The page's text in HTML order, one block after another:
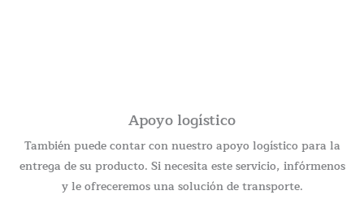
Apoyo logístico
También puede contar con nuestro apoyo logístico para la
entrega de su producto. Si necesita este servicio, infórmenos
y le ofreceremos una solución de transporte.